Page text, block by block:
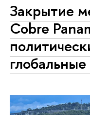
Закрытие
Cobre